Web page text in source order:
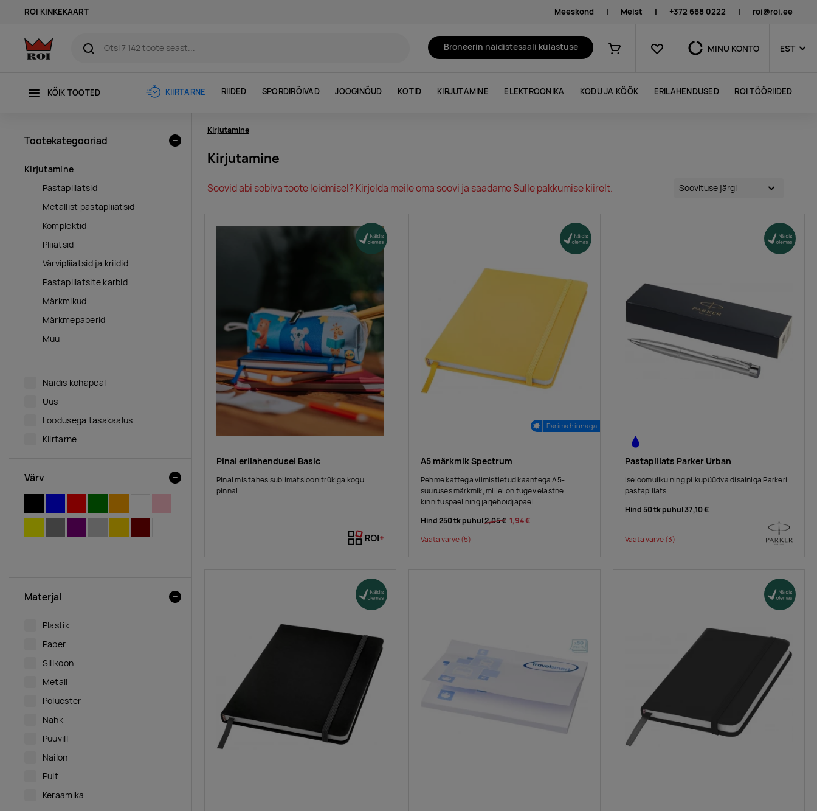
ROI KINKEKAART Meeskond | Meist | +372 668 0222 | roi@roi.ee
Broneerin näidistesaali külastuse
Ostukorv
Lemmikud MINU KONTO EST
KÕIK TOOTED KIIRTARNE RIIDED SPORDIRÕIVAD JOOGINÕUD KOTID KIRJUTAMINE ELEKTROONIKA KODU JA KÖÖK ERILAHENDUSED ROI TÖÖRIIDED
Kirjutamine
Kirjutamine
Soovid abi sobiva toote leidmisel? Kirjelda meile oma soovi ja saadame Sulle pakkumise kiirelt.
Pinal erilahendusel Basic
Pinal mis tahes sublimatsioonitrükiga kogu
pinnal.
Parima hinnaga
A5 märkmik Spectrum
Pehme kattega viimistletud kaantega A5-
suuruses märkmik, millel on tugev elastne
kinnituspael ning järjehoidjapael.
Hind 250 tk puhul2,05 € 1,94 €
Vaata värve(5)
Pastapliiats Parker Urban
Iseloomuliku ning pilkupüüdva disainiga Parkeri
pastapliiats.
Hind 50 tk puhul37,10 €
Vaata värve(3)
Tootekategooriad
Kirjutamine
Pastapliiatsid
Metallist pastapliiatsid
Komplektid
Pliiatsid
Värvipliiatsid ja kriidid
Pastapliiatsite karbid
Märkmikud
Märkmepaberid
Muu
Näidis kohapeal
Uus
Loodusega tasakaalus
Kiirtarne
Värv
Materjal
Plastik
Paber
Silikoon
Metall
Polüester
Nahk
Puuvill
Nailon
Puit
Keraamika